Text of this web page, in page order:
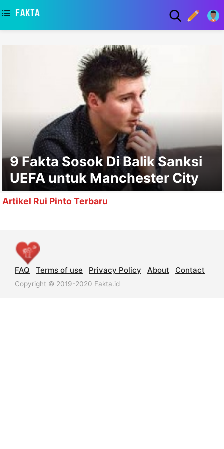
9 Fakta Sosok Di Balik Sanksi
UEFA untuk Manchester City
Artikel Rui Pinto Terbaru
FAQ Terms of use Privacy Policy About Contact
Copyright © 2019-2020 Fakta.id